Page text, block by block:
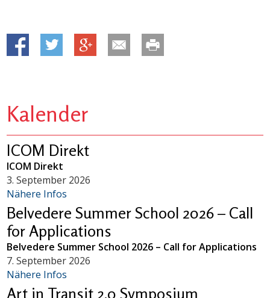
Kalender
ICOM Direkt
ICOM Direkt
3. September 2026
Nähere Infos
Belvedere Summer School 2026 – Call
for Applications
Belvedere Summer School 2026 – Call for Applications
7. September 2026
Nähere Infos
Art in Transit 2.0 Symposium